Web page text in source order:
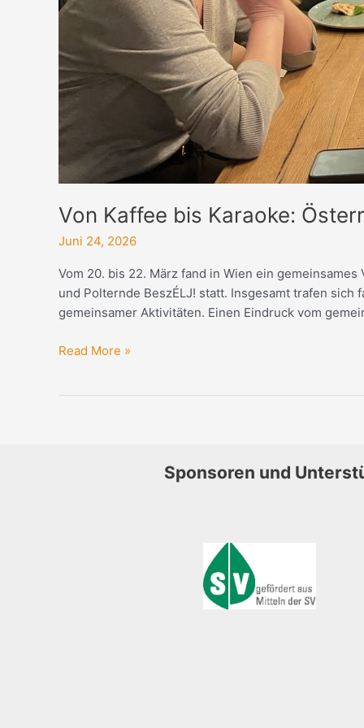
Von Kaffee bis Karaoke:
Juni 24, 2026
Vom 20. bis 22. März fand in Wien ein
und Polternde BeszÉLJ! statt. Insgesamt trafen
gemeinsamer Aktivitäten. Einen Eindruck vom
Read More »
Sponsoren und